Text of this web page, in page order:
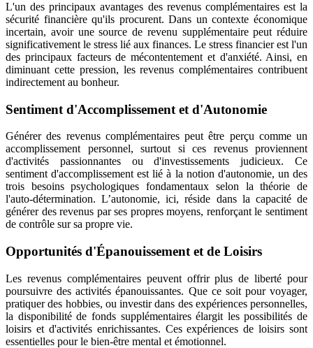
L'un des principaux avantages des revenus complémentaires est la
sécurité financière qu'ils procurent. Dans un contexte économique
incertain, avoir une source de revenu supplémentaire peut réduire
significativement le stress lié aux finances. Le stress financier est l'un
des principaux facteurs de mécontentement et d'anxiété. Ainsi, en
diminuant cette pression, les revenus complémentaires contribuent
indirectement au bonheur.
Sentiment d'Accomplissement et d'Autonomie
Générer des revenus complémentaires peut être perçu comme un
accomplissement personnel, surtout si ces revenus proviennent
d'activités passionnantes ou d'investissements judicieux. Ce
sentiment d'accomplissement est lié à la notion d'autonomie, un des
trois besoins psychologiques fondamentaux selon la théorie de
l'auto-détermination. L’autonomie, ici, réside dans la capacité de
générer des revenus par ses propres moyens, renforçant le sentiment
de contrôle sur sa propre vie.
Opportunités d'Épanouissement et de Loisirs
Les revenus complémentaires peuvent offrir plus de liberté pour
poursuivre des activités épanouissantes. Que ce soit pour voyager,
pratiquer des hobbies, ou investir dans des expériences personnelles,
la disponibilité de fonds supplémentaires élargit les possibilités de
loisirs et d'activités enrichissantes. Ces expériences de loisirs sont
essentielles pour le bien-être mental et émotionnel.